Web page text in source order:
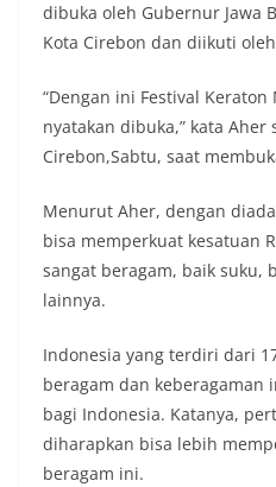
dibuka oleh Gubernur Jawa
Kota Cirebon dan diikuti
“Dengan ini Festival
nyatakan dibuka,” kata Aher
Cirebon,Sabtu, saat
Menurut Aher, dengan
bisa memperkuat kesatuan
sangat beragam, baik suku,
lainnya.
Indonesia yang terdiri dari
beragam dan keberagaman
bagi Indonesia. Katanya,
diharapkan bisa lebih
beragam ini.